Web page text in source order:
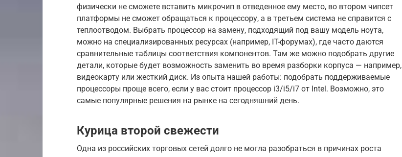
физически не сможете вставить микрочип в отведенное ему место, во втором чипсет
платформы не сможет обращаться к процессору, а в третьем система не справится с
теплоотводом. Выбрать процессор на замену, подходящий под вашу модель ноута,
можно на специализированных ресурсах (например, IT-форумах), где часто даются
сравнительные таблицы соответствия компонентов. Там же можно подобрать другие
детали, которые будет возможность заменить во время разборки корпуса — например,
видеокарту или жесткий диск. Из опыта нашей работы: подобрать поддерживаемые
процессоры проще всего, если у вас стоит процессор i3/i5/i7 от Intel. Возможно, это
самые популярные решения на рынке на сегодняшний день.
Курица второй свежести
Одна из российских торговых сетей долго не могла разобраться в причинах роста